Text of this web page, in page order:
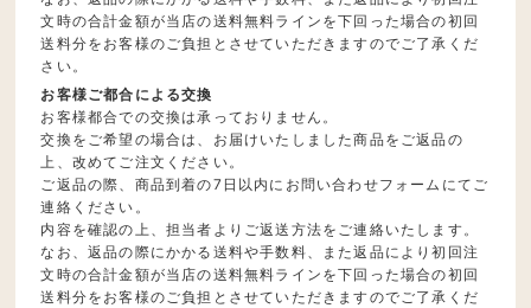
文時の合計金額が当店の送料無料ラインを下回った場合の初回
送料分をお客様のご負担とさせていただきますのでご了承くだ
さい。
お客様ご都合による交換
お客様都合での交換は承っておりません。
交換をご希望の場合は、お届けいたしました商品をご返品の
上、改めてご注文ください。
ご返品の際、商品到着の7日以内にお問い合わせフォームにてご
連絡ください。
内容を確認の上、担当者よりご返送方法をご連絡いたします。
なお、返品の際にかかる送料や手数料、また返品により初回注
文時の合計金額が当店の送料無料ラインを下回った場合の初回
送料分をお客様のご負担とさせていただきますのでご了承くだ